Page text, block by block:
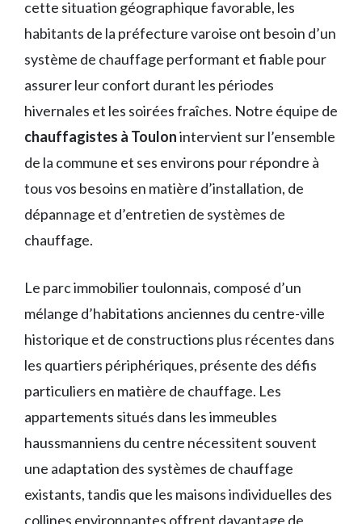
cette situation géographique favorable, les
habitants de la préfecture varoise ont besoin d’un
système de chauffage performant et fiable pour
assurer leur confort durant les périodes
hivernales et les soirées fraîches. Notre équipe de
chauffagistes à Toulonintervient sur l’ensemble
de la commune et ses environs pour répondre à
tous vos besoins en matière d’installation, de
dépannage et d’entretien de systèmes de
chauffage.
Le parc immobilier toulonnais, composé d’un
mélange d’habitations anciennes du centre-ville
historique et de constructions plus récentes dans
les quartiers périphériques, présente des défis
particuliers en matière de chauffage. Les
appartements situés dans les immeubles
haussmanniens du centre nécessitent souvent
une adaptation des systèmes de chauffage
existants, tandis que les maisons individuelles des
collines environnantes offrent davantage de